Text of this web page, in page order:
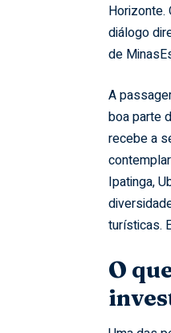
Horizonte.
diálogo
de Minas
A
boa parte
recebe a
Ipatinga,
turísticas.
O